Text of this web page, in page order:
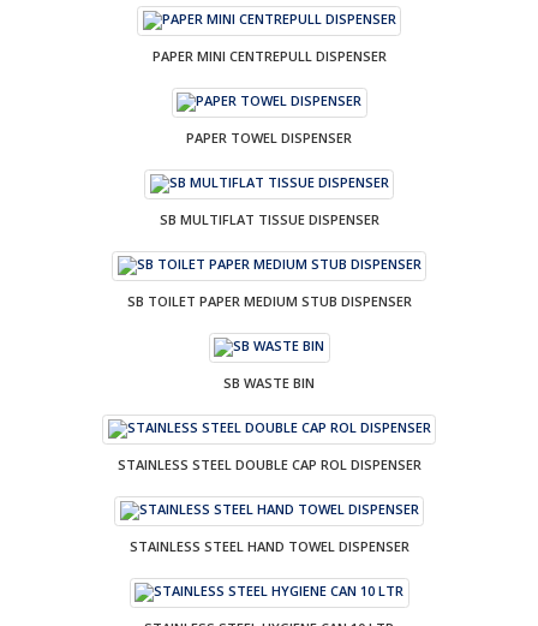
PAPER MINI CENTREPULL DISPENSER
PAPER TOWEL DISPENSER
SB MULTIFLAT TISSUE DISPENSER
SB TOILET PAPER MEDIUM STUB DISPENSER
SB WASTE BIN
STAINLESS STEEL DOUBLE CAP ROL DISPENSER
STAINLESS STEEL HAND TOWEL DISPENSER